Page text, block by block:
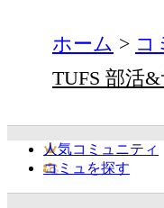
ホーム コ
TUFS 部活
人気コミュニティ
コミュを探す